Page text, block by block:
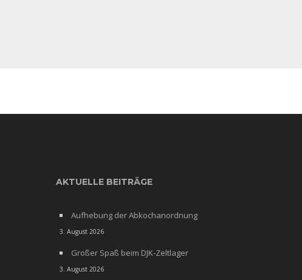
AKTUELLE BEITRÄGE
Aufhebung der Abkochanordnung
3. August 2026
Großer Spaß beim DJK-Zeltlager
3. August 2026